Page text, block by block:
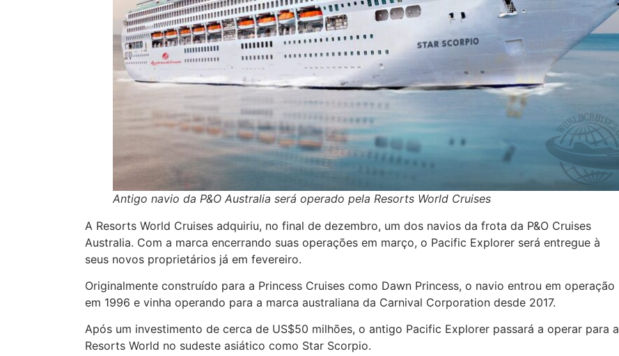
Antigo navio da P&O Australia será operado pela Resorts World Cruises
A Resorts World Cruises adquiriu, no final de dezembro, um dos navios da frota da P&O Cruises
Australia. Com a marca encerrando suas operações em março, o Pacific Explorer será entregue à
seus novos proprietários já em fevereiro.
Originalmente construído para a Princess Cruises como Dawn Princess, o navio entrou em operação
em 1996 e vinha operando para a marca australiana da Carnival Corporation desde 2017.
Após um investimento de cerca de US$50 milhões, o antigo Pacific Explorer passará a operar para a
Resorts World no sudeste asiático como Star Scorpio.